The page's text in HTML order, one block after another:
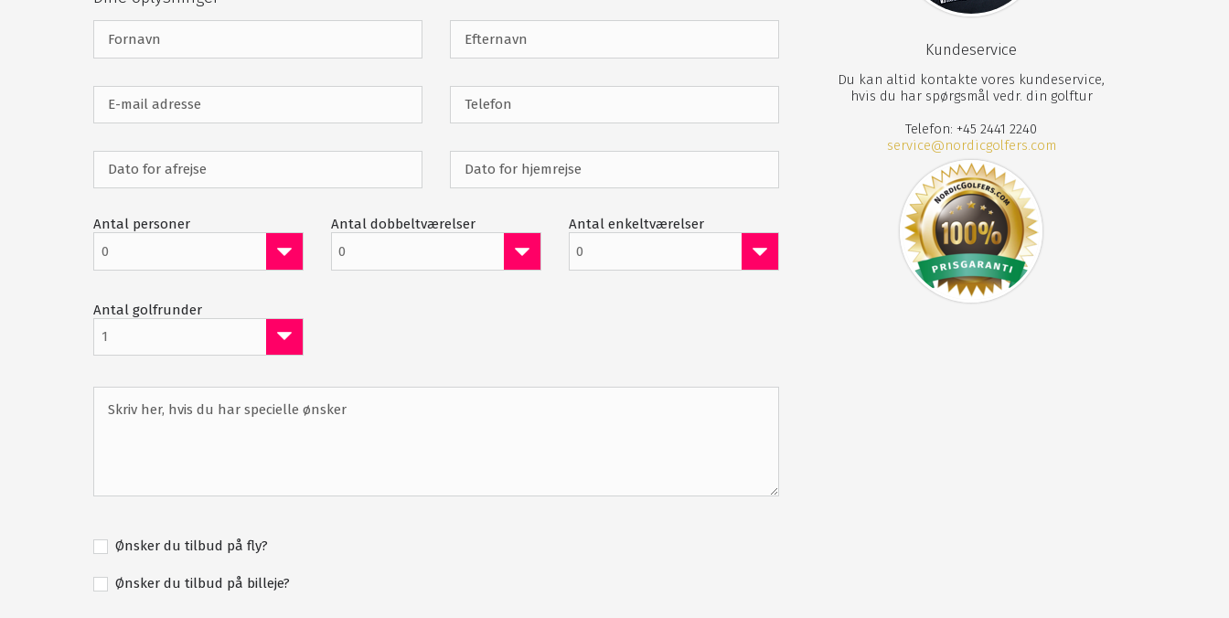
Putting greens
Restaurant
Antal personer
0
Antal dobbeltværelser
0
Antal enkeltværelser
0
Antal golfrunder
1
Ønsker du tilbud på fly?
Ønsker du tilbud på billeje?
Kundeservice
Du kan altid kontakte vores kundeservice,
hvis du har spørgsmål vedr. din golftur
Telefon: +45 2441 2240
service@nordicgolfers.com